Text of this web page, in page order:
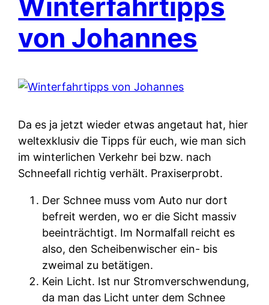
Winterfahrtipps
von Johannes
Da es ja jetzt wieder etwas angetaut hat, hier
weltexklusiv die Tipps für euch, wie man sich
im winterlichen Verkehr bei bzw. nach
Schneefall richtig verhält. Praxiserprobt.
Der Schnee muss vom Auto nur dort
befreit werden, wo er die Sicht massiv
beeinträchtigt. Im Normalfall reicht es
also, den Scheibenwischer ein- bis
zweimal zu betätigen.
Kein Licht. Ist nur Stromverschwendung,
da man das Licht unter dem Schnee